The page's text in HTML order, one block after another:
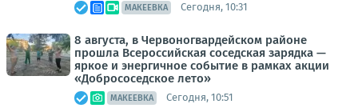
МАКЕЕВКА Сегодня, 10:31
8 августа, в Червоногвардейском районе
прошла Всероссийская соседская зарядка —
яркое и энергичное событие в рамках акции
«Добрососедское лето»
МАКЕЕВКА Сегодня, 10:51